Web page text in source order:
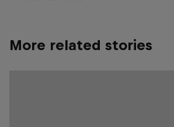
More related stories